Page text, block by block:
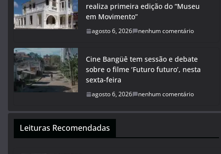
realiza primeira edição do “Museu
em Movimento”
agosto 6, 2026 nenhum comentário
Cine Bangüê tem sessão e debate
sobre o filme ‘Futuro futuro’, nesta
sexta-feira
agosto 6, 2026 nenhum comentário
Leituras Recomendadas